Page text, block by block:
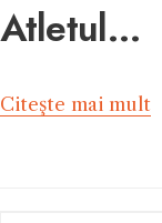
Atletul…
Citeşte mai mult